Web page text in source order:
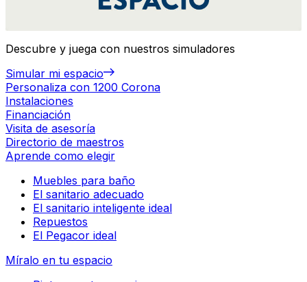
Descubre y juega con nuestros simuladores
Simular mi espacio
Personaliza con 1200 Corona
Instalaciones
Financiación
Visita de asesoría
Directorio de maestros
Aprende como elegir
Muebles para baño
El sanitario adecuado
El sanitario inteligente ideal
Repuestos
El Pegacor ideal
Míralo en tu espacio